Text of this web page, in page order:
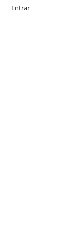
Entrar